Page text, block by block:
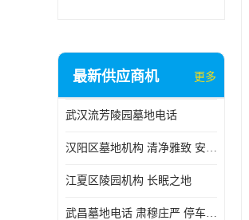
最新供应商机 更多
武汉流芳陵园墓地电话
汉阳区墓地机构 清净雅致 安息之所
江夏区陵园机构 长眠之地
武昌墓地电话 肃穆庄严 停车方便